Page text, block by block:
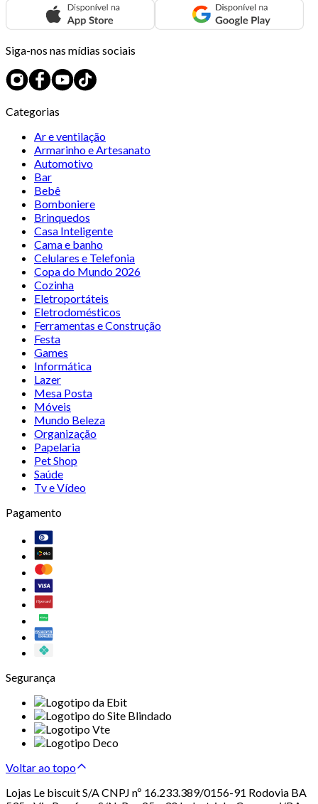
Siga-nos nas mídias sociais
Categorias
Ar e ventilação
Armarinho e Artesanato
Automotivo
Bar
Bebê
Bomboniere
Brinquedos
Casa Inteligente
Cama e banho
Celulares e Telefonia
Copa do Mundo 2026
Cozinha
Eletroportáteis
Eletrodomésticos
Ferramentas e Construção
Festa
Games
Informática
Lazer
Mesa Posta
Móveis
Mundo Beleza
Organização
Papelaria
Pet Shop
Saúde
Tv e Vídeo
Pagamento
Segurança
Voltar ao topo
Lojas Le biscuit S/A CNPJ nº 16.233.389/0156-91 Rodovia BA